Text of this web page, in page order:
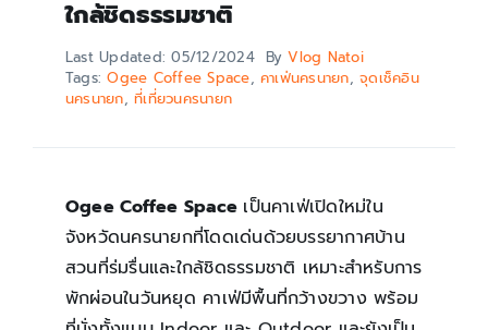
ใกล้ชิดธรรมชาติ
Last Updated: 05/12/2024 ByVlog Natoi
Tags:Ogee Coffee Space,คาเฟ่นครนายก,จุดเช็คอิน
นครนายก,ที่เที่ยวนครนายก
Ogee Coffee Space เป็นคาเฟ่เปิดใหม่ใน
จังหวัดนครนายกที่โดดเด่นด้วยบรรยากาศบ้าน
สวนที่ร่มรื่นและใกล้ชิดธรรมชาติ เหมาะสำหรับการ
พักผ่อนในวันหยุด คาเฟ่มีพื้นที่กว้างขวาง พร้อม